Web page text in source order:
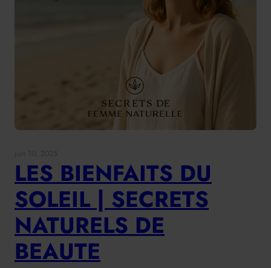
LES BIENFAITS DU
SOLEIL | SECRETS
NATURELS DE
BEAUTE